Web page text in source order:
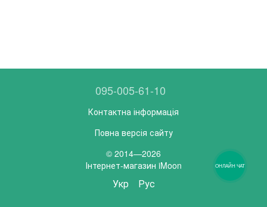
095-005-61-10
Контактна інформація
Повна версія сайту
© 2014—2026
Інтернет-магазин iMoon
Укр Рус
ОНЛАЙН ЧАТ